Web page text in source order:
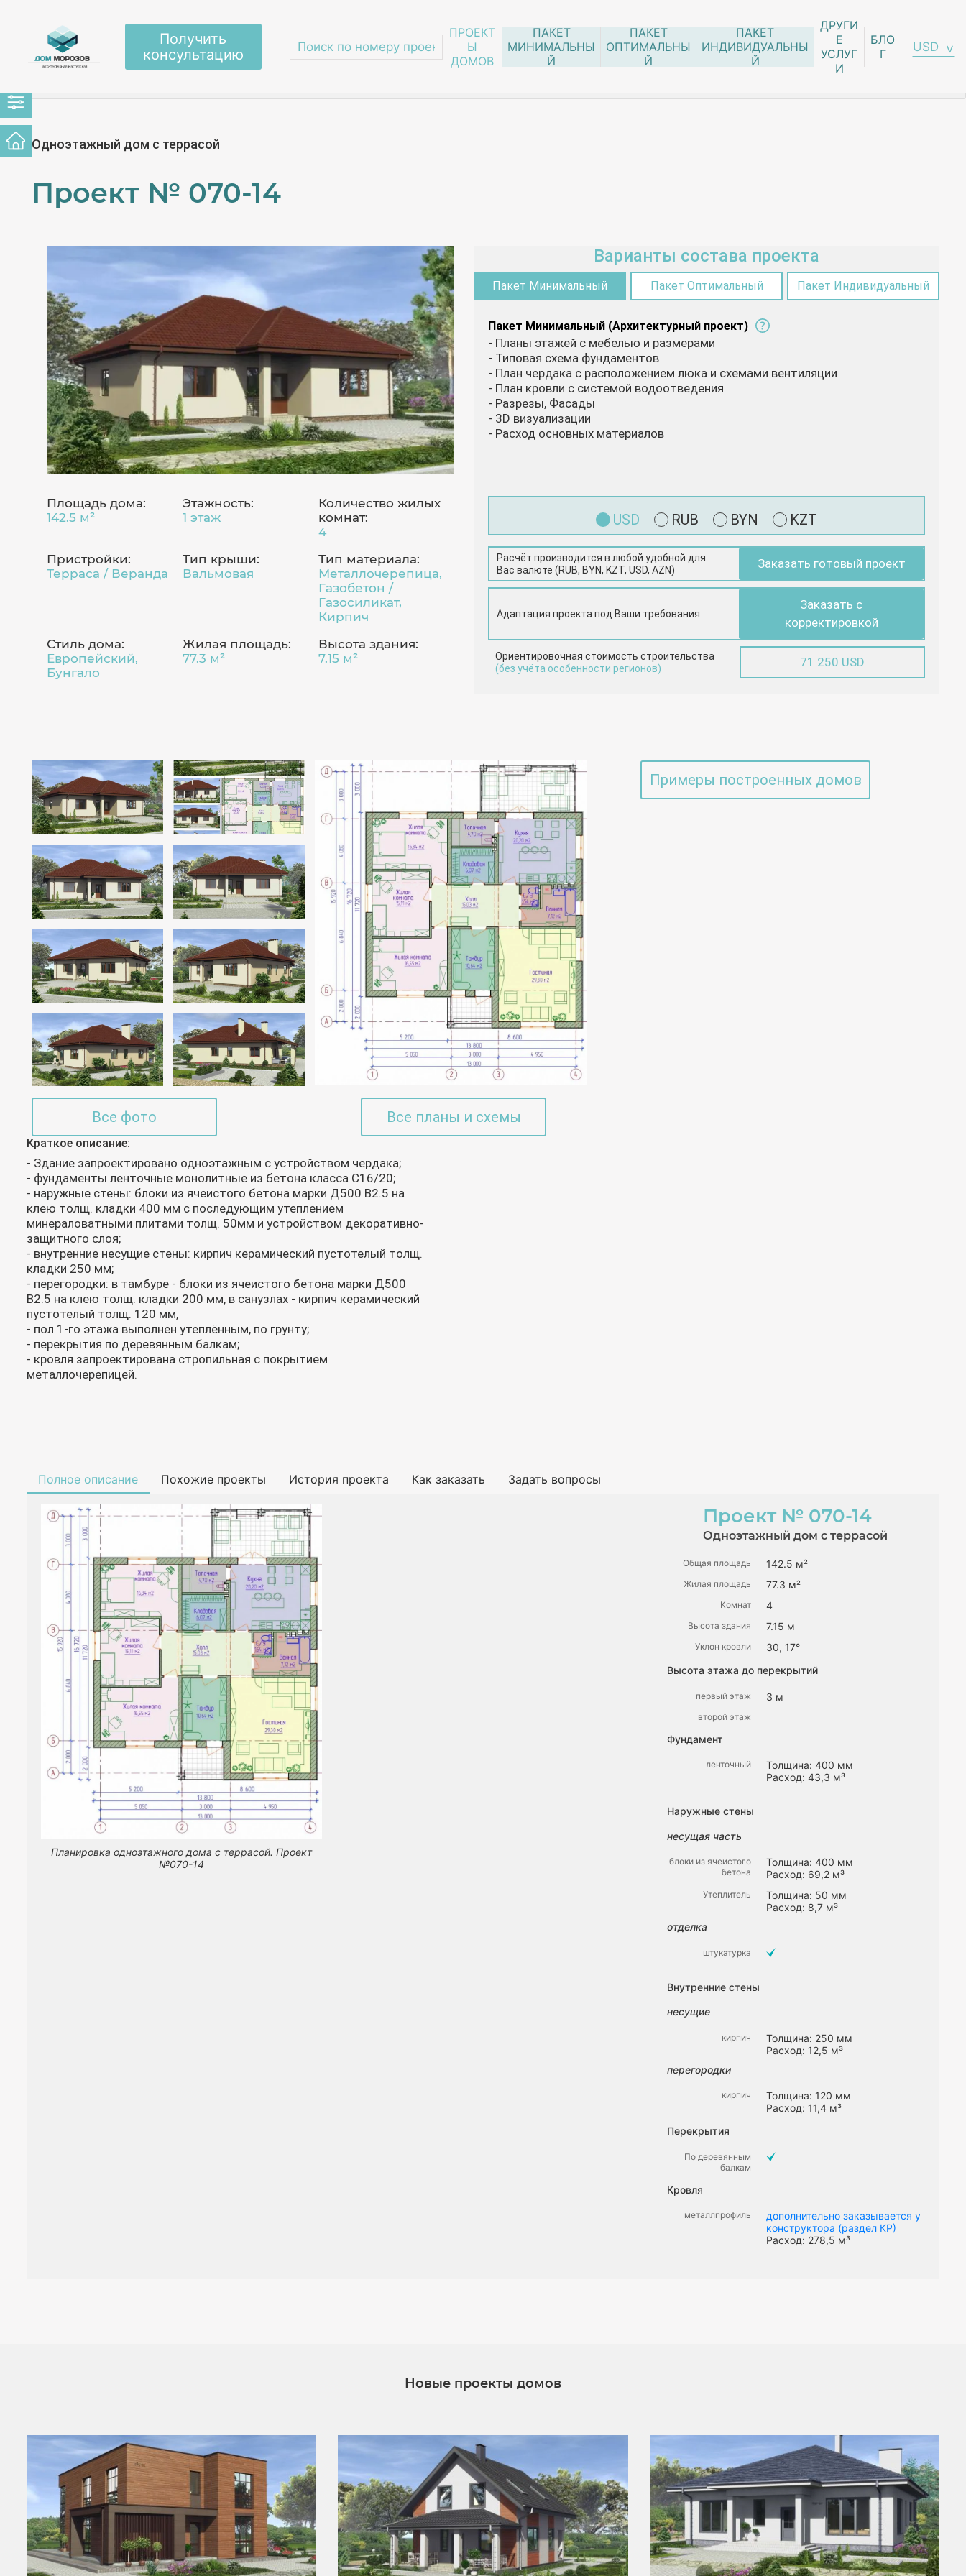
Получить
консультацию
ПРОЕКТ
Ы
ДОМОВ
ПАКЕТ
МИНИМАЛЬНЫ
Й
ПАКЕТ
ОПТИМАЛЬНЫ
Й
ПАКЕТ
ИНДИВИДУАЛЬНЫ
Й
ДРУГИ
Е
УСЛУГ
И
БЛО
Г
USD
Одноэтажный дом с террасой
Проект № 070-14
Площадь дома:
142.5 м²
Этажность:
1 этаж
Количество жилых
комнат:
4
Пристройки:
Терраса / Веранда
Тип крыши:
Вальмовая
Тип материала:
Металлочерепица,
Газобетон /
Газосиликат,
Кирпич
Стиль дома:
Европейский,
Бунгало
Жилая площадь:
77.3 м²
Высота здания:
7.15 м²
Варианты состава проекта
Пакет Минимальный Пакет Оптимальный Пакет Индивидуальный
Пакет Минимальный (Архитектурный проект)
- Планы этажей с мебелью и размерами
- Типовая схема фундаментов
- План чердака с расположением люка и схемами вентиляции
- План кровли с системой водоотведения
- Разрезы, Фасады
- 3D визуализации
- Расход основных материалов
USD RUB BYN KZT
Расчёт производится в любой удобной для
Вас валюте (RUB, BYN, KZT, USD, AZN)
Заказать готовый проект
Адаптация проекта под Ваши требования
Заказать с
корректировкой
Ориентировочная стоимость строительства
(без учёта особенности регионов)
71 250 USD
Все фото Все планы и схемы
Примеры построенных домов
Краткое описание:
- Здание запроектировано одноэтажным с устройством чердака;
- фундаменты ленточные монолитные из бетона класса С16/20;
- наружные стены: блоки из ячеистого бетона марки Д500 В2.5 на
клею толщ. кладки 400 мм с последующим утеплением
минераловатными плитами толщ. 50мм и устройством декоративно-
защитного слоя;
- внутренние несущие стены: кирпич керамический пустотелый толщ.
кладки 250 мм;
- перегородки: в тамбуре - блоки из ячеистого бетона марки Д500
В2.5 на клею толщ. кладки 200 мм, в санузлах - кирпич керамический
пустотелый толщ. 120 мм,
- пол 1-го этажа выполнен утеплённым, по грунту;
- перекрытия по деревянным балкам;
- кровля запроектирована стропильная с покрытием
металлочерепицей.
Полное описание Похожие проекты История проекта Как заказать Задать вопросы
Планировка одноэтажного дома с террасой. Проект
№070-14
Проект № 070-14
Одноэтажный дом с террасой
Общая площадь 142.5 м²
Жилая площадь 77.3 м²
Комнат 4
Высота здания 7.15 м
Уклон кровли
30, 17°
Высота этажа до перекрытий
первый этаж 3 м
второй этаж
Фундамент
ленточный
Толщина: 400 мм
Расход: 43,3 м³
Наружные стены
несущая часть
блоки из ячеистого
бетона
Толщина: 400 мм
Расход: 69,2 м³
Утеплитель
Толщина: 50 мм
Расход: 8,7 м³
отделка
штукатурка
Внутренние стены
несущие
кирпич
Толщина: 250 мм
Расход: 12,5 м³
перегородки
кирпич
Толщина: 120 мм
Расход: 11,4 м³
Перекрытия
По деревянным
балкам
Кровля
металлпрофиль
дополнительно заказывается у
конструктора (раздел КР)
Расход: 278,5 м³
Новые проекты домов